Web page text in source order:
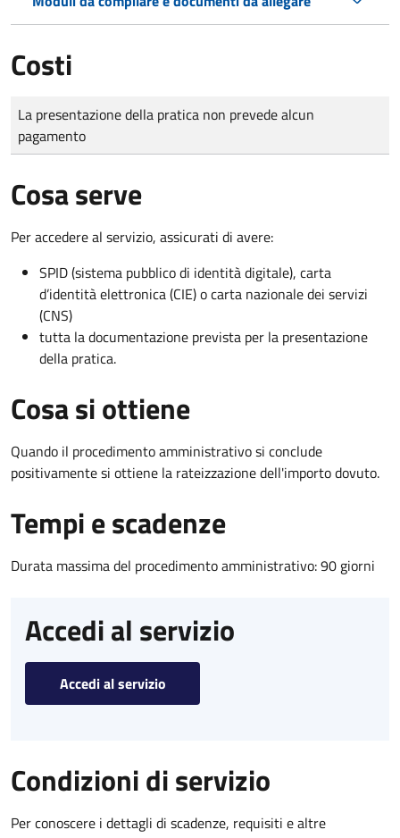
Costi
Tipo di pagamento
Importo
La presentazione della pratica non prevede alcun
pagamento
Cosa serve
Per accedere al servizio, assicurati di avere:
SPID (sistema pubblico di identità digitale), carta
d’identità elettronica (CIE) o carta nazionale dei servizi
(CNS)
tutta la documentazione prevista per la presentazione
della pratica.
Cosa si ottiene
Quando il procedimento amministrativo si conclude
positivamente si ottiene la rateizzazione dell'importo dovuto.
Tempi e scadenze
Durata massima del procedimento amministrativo: 90 giorni
Accedi al servizio
Accedi al servizio
Condizioni di servizio
Per conoscere i dettagli di scadenze, requisiti e altre